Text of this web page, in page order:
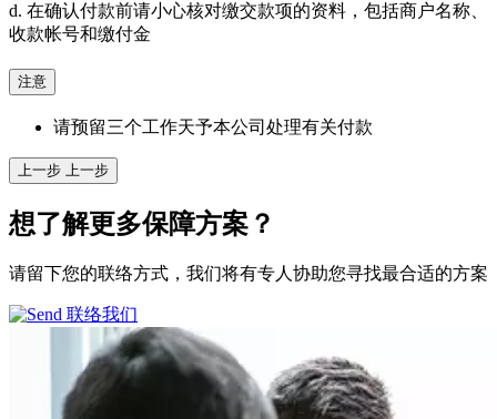
d. 在确认付款前请小心核对缴交款项的资料，包括商户名称、
收款帐号和缴付金
注意
请预留三个工作天予本公司处理有关付款
上一步 上一步
想了解更多保障方案？
请留下您的联络方式，我们将有专人协助您寻找最合适的方案
联络我们